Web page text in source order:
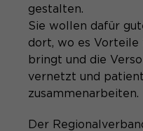
gestalten.
Sie wollen dafür
dort, wo es
bringt und die
vernetzt und
zusammenarbeiten.
Der
hat.